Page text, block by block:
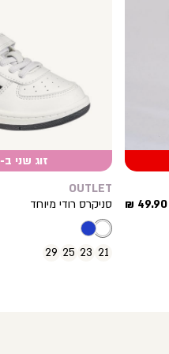
מחיר
49.90 ₪
זוג שני ב-59.90₪
OUTLET
סניקרס רודי מיוחד
21
23
25
29